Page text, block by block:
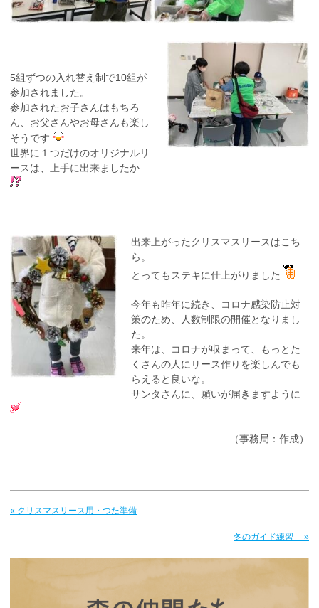
5組ずつの入れ替え制で10組が
参加されました。
参加されたお子さんはもちろ
ん、お父さんやお母さんも楽し
そうです
世界に１つだけのオリジナルリ
ースは、上手に出来ましたか
出来上がったクリスマスリースはこち
ら。
とってもステキに仕上がりました
今年も昨年に続き、コロナ感染防止対
策のため、人数制限の開催となりまし
た。
来年は、コロナが収まって、もっとた
くさんの人にリース作りを楽しんでも
らえると良いな。
サンタさんに、願いが届きますように
（事務局：作成）
« クリスマスリース用・つた準備
冬のガイド練習 »